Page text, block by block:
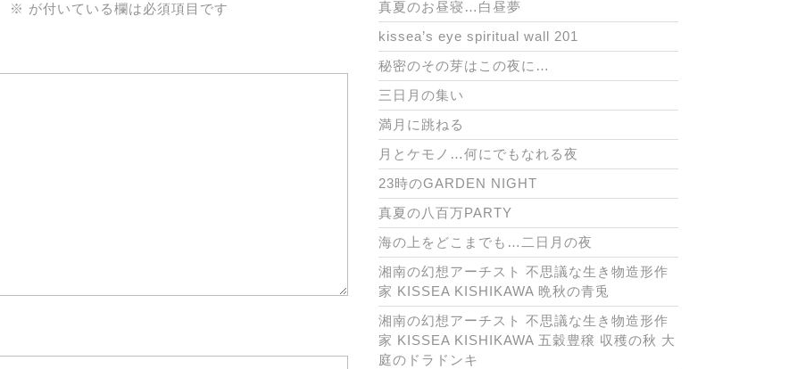
※ が付いている欄は必須項目です
真夏のお昼寝…白昼夢
kissea’s eye spiritual wall 201
秘密のその芽はこの夜に…
三日月の集い
満月に跳ねる
月とケモノ…何にでもなれる夜
23時のGARDEN NIGHT
真夏の八百万PARTY
海の上をどこまでも…二日月の夜
湘南の幻想アーチスト 不思議な生き物造形作
家 KISSEA KISHIKAWA 晩秋の青兎
湘南の幻想アーチスト 不思議な生き物造形作
家 KISSEA KISHIKAWA 五穀豊穣 収穫の秋 大
庭のドラドンキ